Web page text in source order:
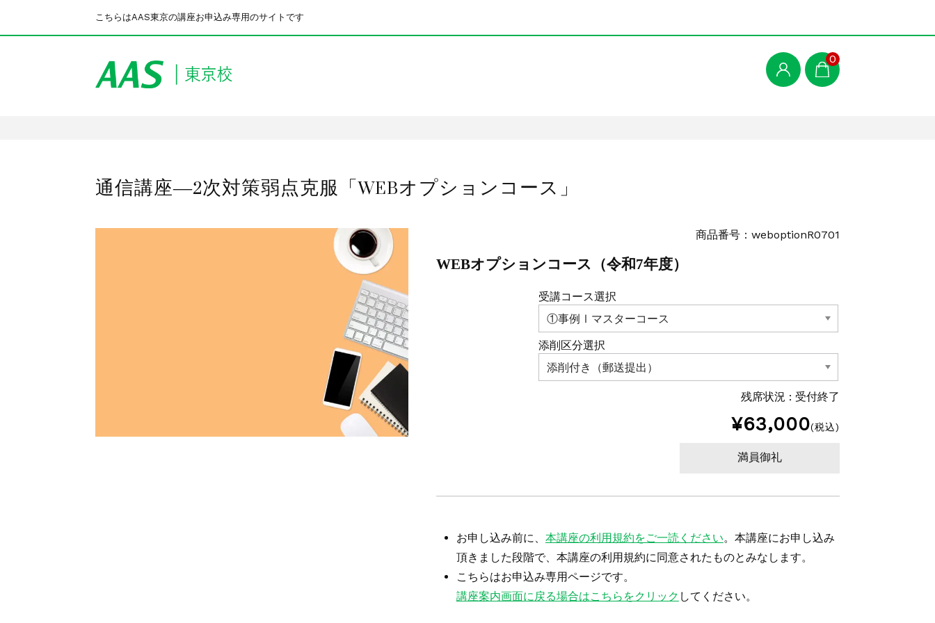
こちらはAAS東京の講座お申込み専用のサイトです
0
通信講座―2次対策弱点克服「WEBオプションコース」
商品番号：weboptionR0701
WEBオプションコース（令和7年度）
受講コース選択
添削区分選択
残席状況 : 受付終了
¥63,000(税込)
満員御礼
お申し込み前に、 本講座の利用規約をご一読ください。本講座にお申し込み
頂きました段階で、本講座の利用規約に同意されたものとみなします。
こちらはお申込み専用ページです。
講座案内画面に戻る場合はこちらをクリック してください。